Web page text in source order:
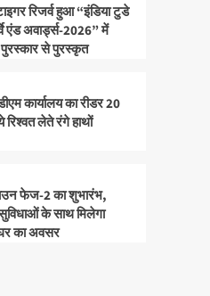
रिजर्व हुआ “इंडिया टुडे
एंड अवार्ड्स-2026” में
पुरस्कार से पुरस्कृत
कार्यालय का रीडर 20
रिश्वत लेते रंगे हाथों
फेज-2 का शुभारंभ,
के साथ मिलेगा
का अवसर